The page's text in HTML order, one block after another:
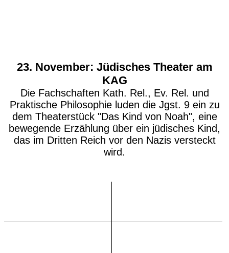
23. November: Jüdisches Theater am
KAG
Die Fachschaften Kath. Rel., Ev. Rel. und
Praktische Philosophie luden die Jgst. 9 ein zu
dem Theaterstück "Das Kind von Noah", eine
bewegende Erzählung über ein jüdisches Kind,
das im Dritten Reich vor den Nazis versteckt
wird.